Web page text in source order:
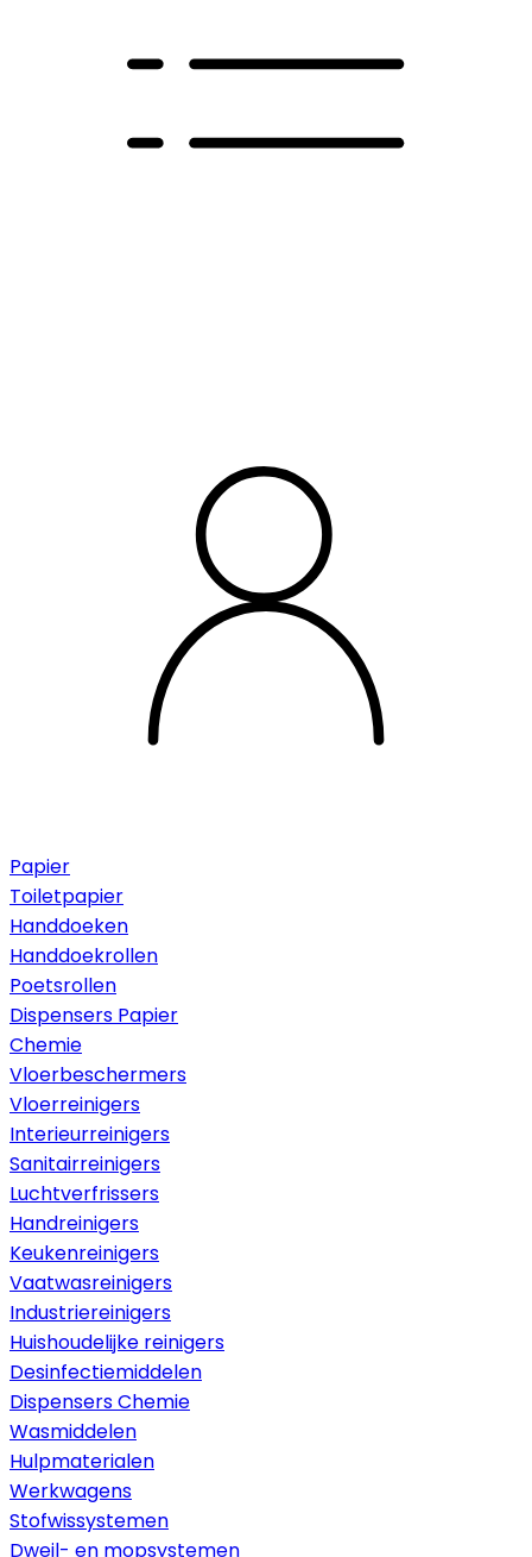
Papier
Toiletpapier
Handdoeken
Handdoekrollen
Poetsrollen
Dispensers Papier
Chemie
Vloerbeschermers
Vloerreinigers
Interieurreinigers
Sanitairreinigers
Luchtverfrissers
Handreinigers
Keukenreinigers
Vaatwasreinigers
Industriereinigers
Huishoudelijke reinigers
Desinfectiemiddelen
Dispensers Chemie
Wasmiddelen
Hulpmaterialen
Werkwagens
Stofwissystemen
Dweil- en mopsystemen